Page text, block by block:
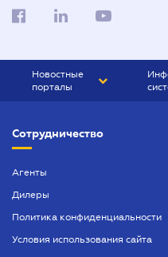
Новостные
порталы
БИЗНЕС
Сотрудничество
Агенты
Дилеры
Политика конфиденциальности
Условия использования сайта